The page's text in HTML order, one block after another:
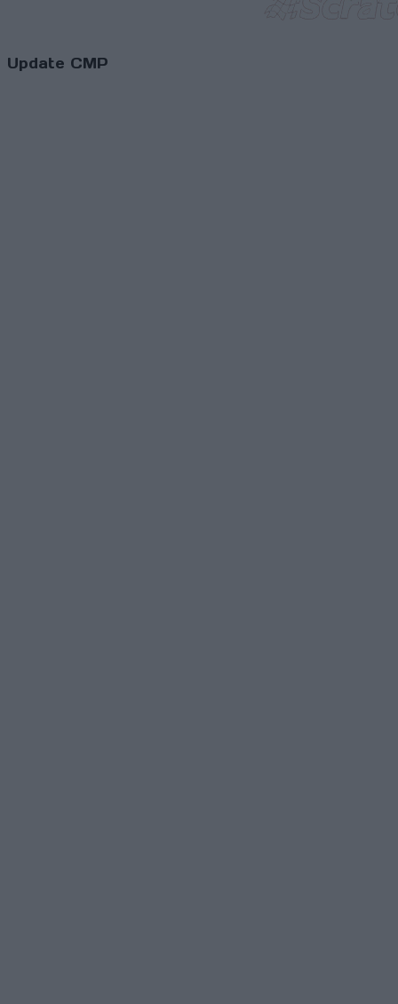
Update CMP